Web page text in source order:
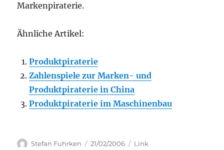
Markenpiraterie.
Ähnliche Artikel:
Produktpiraterie
Zahlenspiele zur Marken- und
Produktpiraterie in China
Produktpiraterie im Maschinenbau
Author
Stefan Fuhrken
Posted
21/02/2006 Categories
Link